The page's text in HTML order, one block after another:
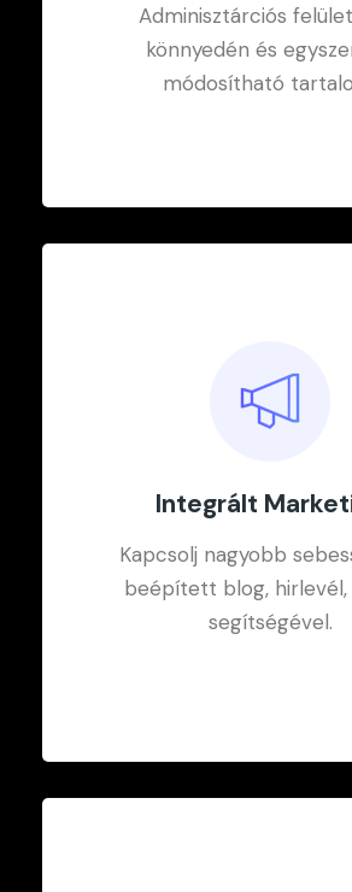
Mobilra
100%-ban okostelefonra
Adminisztárciós
könnyedén és
módosítható
Szerkesztés
Adminisztárciós
Integrált
Kapcsolj nagyobb
beépített blog,
segítségével.